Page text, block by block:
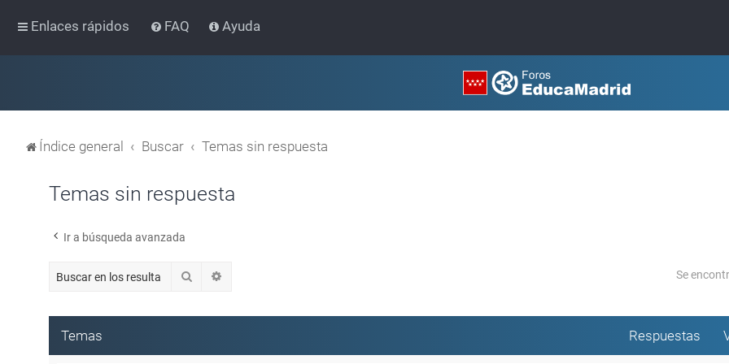
Enlaces rápidos FAQ Ayuda
Índice general Buscar Temas sin respuesta
Temas sin respuesta
Ir a búsqueda avanzada
Buscar Se
Temas Respuestas